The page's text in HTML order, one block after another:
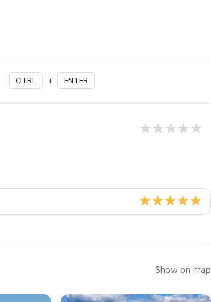
CTRL + ENTER
Show on map